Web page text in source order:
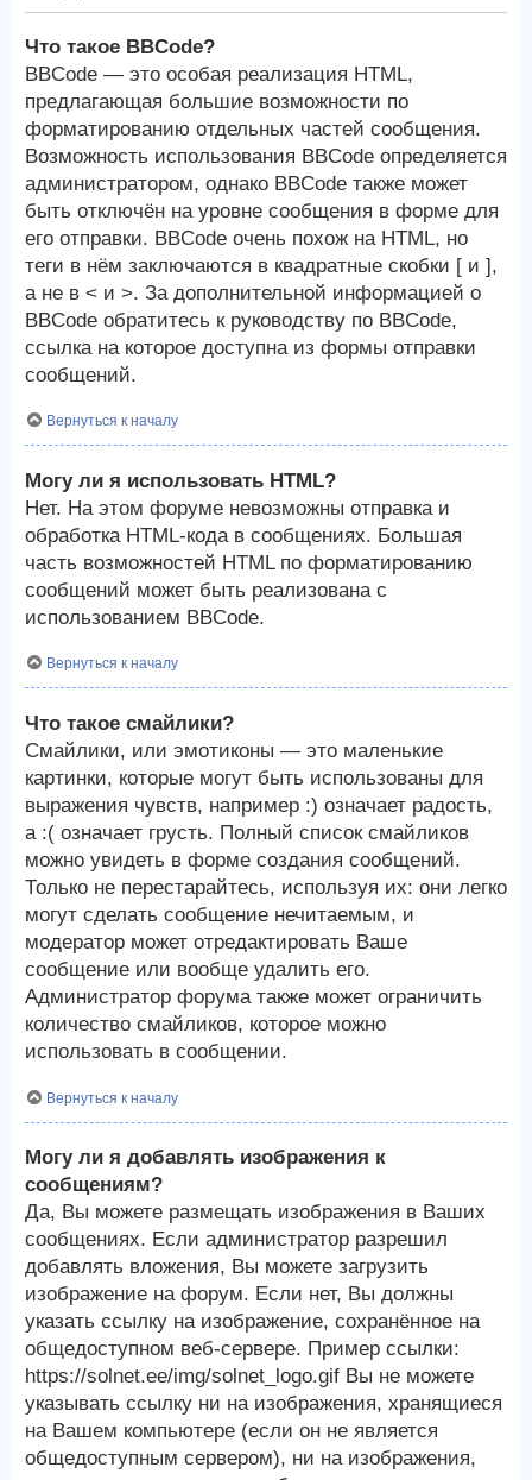
Что такое BBCode?
BBCode — это особая реализация HTML,
предлагающая большие возможности по
форматированию отдельных частей сообщения.
Возможность использования BBCode определяется
администратором, однако BBCode также может
быть отключён на уровне сообщения в форме для
его отправки. BBCode очень похож на HTML, но
теги в нём заключаются в квадратные скобки [ и ],
а не в < и >. За дополнительной информацией о
BBCode обратитесь к руководству по BBCode,
ссылка на которое доступна из формы отправки
сообщений.
Вернуться к началу
Могу ли я использовать HTML?
Нет. На этом форуме невозможны отправка и
обработка HTML-кода в сообщениях. Большая
часть возможностей HTML по форматированию
сообщений может быть реализована с
использованием BBCode.
Вернуться к началу
Что такое смайлики?
Смайлики, или эмотиконы — это маленькие
картинки, которые могут быть использованы для
выражения чувств, например :) означает радость,
а :( означает грусть. Полный список смайликов
можно увидеть в форме создания сообщений.
Только не перестарайтесь, используя их: они легко
могут сделать сообщение нечитаемым, и
модератор может отредактировать Ваше
сообщение или вообще удалить его.
Администратор форума также может ограничить
количество смайликов, которое можно
использовать в сообщении.
Вернуться к началу
Могу ли я добавлять изображения к
сообщениям?
Да, Вы можете размещать изображения в Ваших
сообщениях. Если администратор разрешил
добавлять вложения, Вы можете загрузить
изображение на форум. Если нет, Вы должны
указать ссылку на изображение, сохранённое на
общедоступном веб-сервере. Пример ссылки:
https://solnet.ee/img/solnet_logo.gif Вы не можете
указывать ссылку ни на изображения, хранящиеся
на Вашем компьютере (если он не является
общедоступным сервером), ни на изображения,